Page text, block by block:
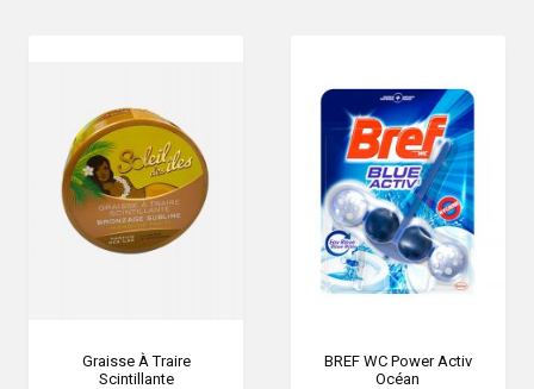
Graisse À Traire
Scintillante
BREF WC Power Activ
Océan